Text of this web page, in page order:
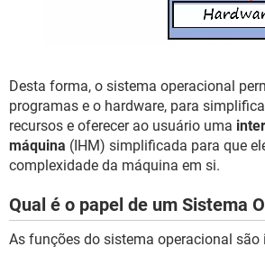
Desta forma, o sistema operacional
programas e o hardware, para
recursos e oferecer ao usuário uma
máquina (IHM) simplificada para que
complexidade da máquina em si.
Qual é o papel de um Sistema
As funções do sistema operacional são